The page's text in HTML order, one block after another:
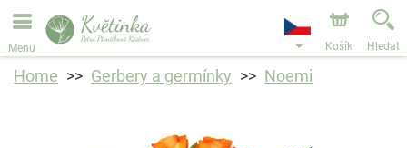
Objednávky přes e-shop přijímáme. Nejbližší možné
doručení je od 11.8.2026 z důvodu dovolené.
Menu Košík Hledat
Home Gerbery a germínky Noemi